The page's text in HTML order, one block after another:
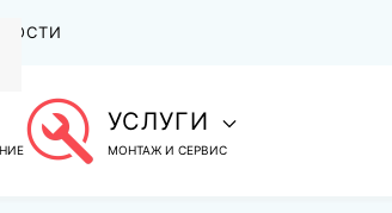
УСЛУГИ
МОНТАЖ И СЕРВИС